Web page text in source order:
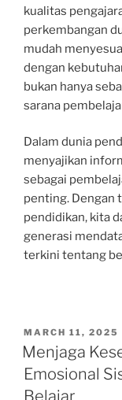
kualitas
perkembangan
mudah
dengan
bukan hanya
sarana
Dalam dunia
menyajikan
sebagai
penting. Dengan
pendidikan, kita
generasi
terkini tentang
POSTED
ON
MARCH 11, 2025
Menjaga
Emosional